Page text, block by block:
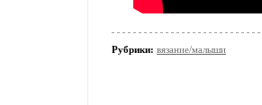
Рубрики: вязание/малыши